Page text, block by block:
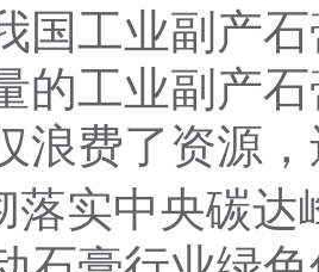
国工业副产
的工业副产
浪费了资源
落实中央碳